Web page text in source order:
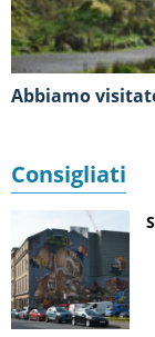
Abbiamo
Consigliati